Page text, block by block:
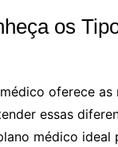
os
oferece as
essas
médico ideal